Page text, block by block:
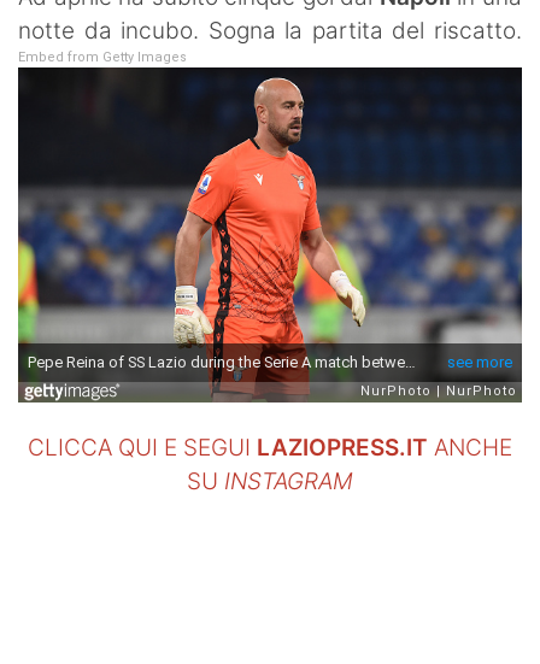
Contatti
notte da incubo. Sogna la partita del riscatto.
Embed from Getty Images
CLICCA QUI E SEGUI LAZIOPRESS.IT ANCHE
SU INSTAGRAM